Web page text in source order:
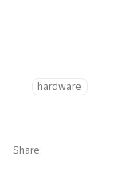
hardware
Share